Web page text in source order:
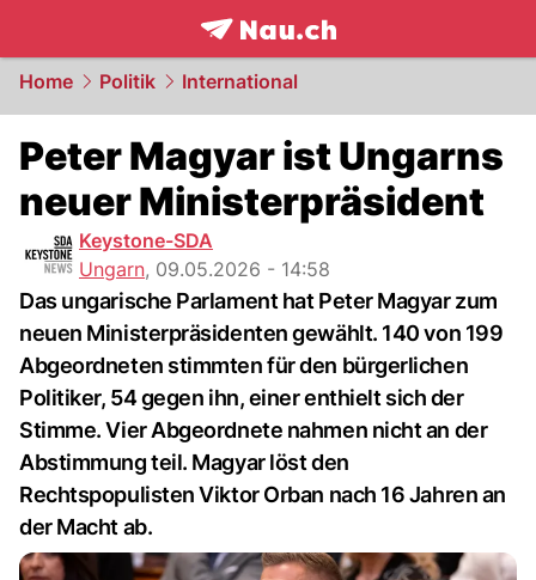
frontpage.NAU.ch
Home Politik International
Peter Magyar ist Ungarns
neuer Ministerpräsident
Keystone-SDA
Ungarn, 09.05.2026 - 14:58
Das ungarische Parlament hat Peter Magyar zum
neuen Ministerpräsidenten gewählt. 140 von 199
Abgeordneten stimmten für den bürgerlichen
Politiker, 54 gegen ihn, einer enthielt sich der
Stimme. Vier Abgeordnete nahmen nicht an der
Abstimmung teil. Magyar löst den
Rechtspopulisten Viktor Orban nach 16 Jahren an
der Macht ab.